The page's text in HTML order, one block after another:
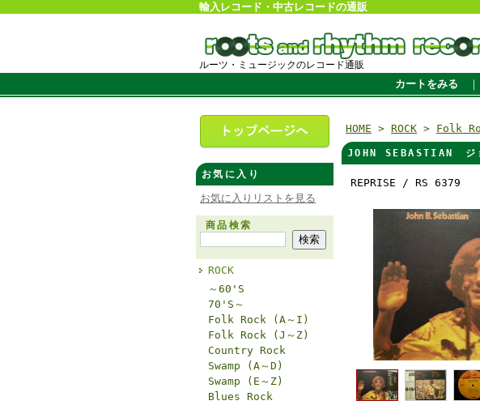
輸入レコード・中古レコードの通販
ルーツ・ミュージックのレコード通販
カートをみる ｜
お気に入り
お気に入りリストを見る
商品検索
ROCK
～60'S
70'S～
Folk Rock (A～I)
Folk Rock (J～Z)
Country Rock
Swamp (A～D)
Swamp (E～Z)
Blues Rock
HOME > ROCK > Folk
JOHN SEBASTIAN
REPRISE / RS 6379